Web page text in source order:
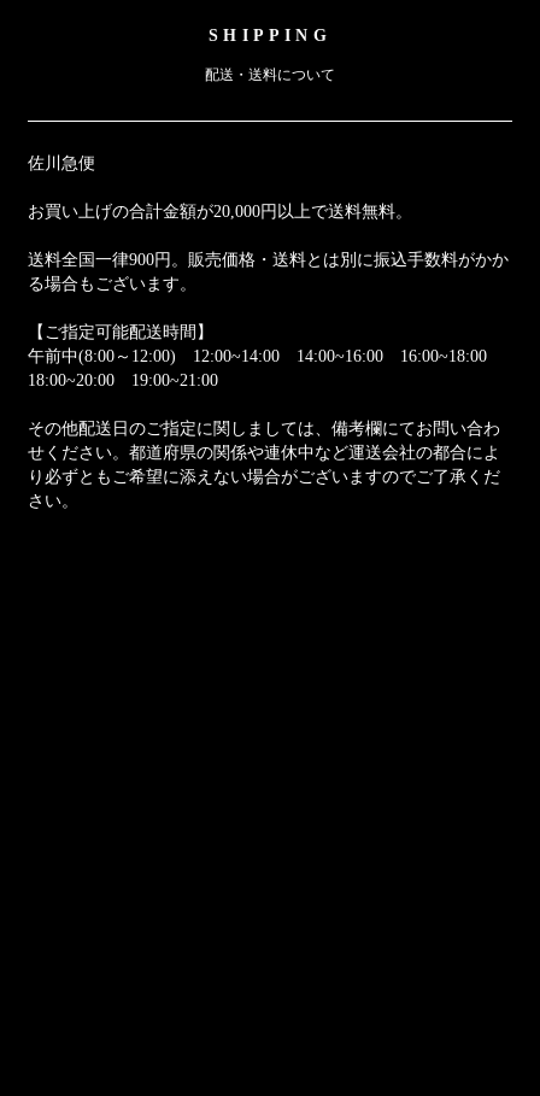
SHIPPING
配送・送料について
佐川急便
お買い上げの合計金額が20,000円以上で送料無料。
送料全国一律900円。販売価格・送料とは別に振込手数料がかか
る場合もございます。
【ご指定可能配送時間】
午前中(8:00～12:00) 12:00~14:00 14:00~16:00 16:00~18:00
18:00~20:00 19:00~21:00
その他配送日のご指定に関しましては、備考欄にてお問い合わ
せください。都道府県の関係や連休中など運送会社の都合によ
り必ずともご希望に添えない場合がございますのでご了承くだ
さい。